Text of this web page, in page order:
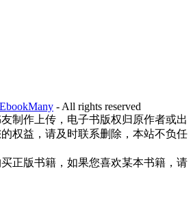
EbookMany - All rights reserved
制作上传，电子书版权归原作者或出
权益，请及时联系删除，本站不负任
正版书籍，如果您喜欢某本书籍，请